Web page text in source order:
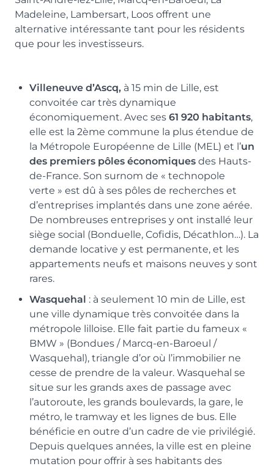
Madeleine, Lambersart, Loos offrent une
alternative intéressante tant pour les résidents
que pour les investisseurs.
Villeneuve d’Ascq, à 15 min de Lille, est
convoitée car très dynamique
économiquement. Avec ses 61 920 habitants,
elle est la 2ème commune la plus étendue de
la Métropole Européenne de Lille (MEL) et l’un
des premiers pôles économiques des Hauts-
de-France. Son surnom de « technopole
verte » est dû à ses pôles de recherches et
d’entreprises implantés dans une zone aérée.
De nombreuses entreprises y ont installé leur
siège social (Bonduelle, Cofidis, Décathlon…). La
demande locative y est permanente, et les
appartements neufs et maisons neuves y sont
rares.
Wasquehal : à seulement 10 min de Lille, est
une ville dynamique très convoitée dans la
métropole lilloise. Elle fait partie du fameux «
BMW » (Bondues / Marcq-en-Baroeul /
Wasquehal), triangle d’or où l’immobilier ne
cesse de prendre de la valeur. Wasquehal se
situe sur les grands axes de passage avec
l’autoroute, les grands boulevards, la gare, le
métro, le tramway et les lignes de bus. Elle
bénéficie en outre d’un cadre de vie privilégié.
Depuis quelques années, la ville est en pleine
mutation pour offrir à ses habitants des